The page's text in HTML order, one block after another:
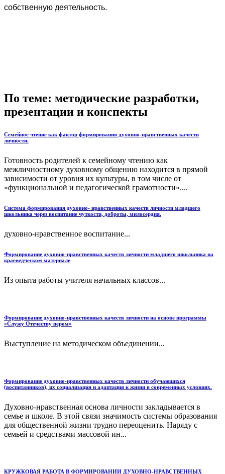
собственную деятельность.
По теме: методические разработки,
презентации и конспекты
Семейное чтение как фактор формирования духовно-нравственных качеств
личности.
Готовность родителей к семейному чтению как
межличностному духовному общению находится в прямой
зависимости от уровня их культуры, в том числе от
«функциональной и педагогической грамотности»....
Система формирования духовно- нравственных качеств личности младшего
школьника через воспитание чуткости, доброты, милосердия.
духовно-нравственное воспитание...
Формирование духовно-нравственных качеств личности младшего школьника на
краеведческом материале
Из опыта работы учителя начальных классов...
Формирование духовно-нравственных качеств личности на основе программы
«Служу Отечеству пером»
Выступление на методическом объединении...
Формирование духовно-нравственных качеств личности обучающихся
(воспитанников), их социализация и адаптация к жизни в современных условиях.
Духовно-нравственная основа личности закладывается в
семье и школе. В этой связи значимость системы образования
для общественной жизни трудно переоценить. Наряду с
семьей и средствами массовой ин...
КРУЖКОВАЯ РАБОТА В ФОРМИРОВАНИИ ДУХОВНО-НРАВСТВЕННЫХ